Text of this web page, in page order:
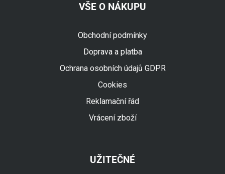
VŠE O NÁKUPU
Obchodní podmínky
Doprava a platba
Ochrana osobních údajů GDPR
Cookies
Reklamační řád
Vrácení zboží
UŽITEČNÉ